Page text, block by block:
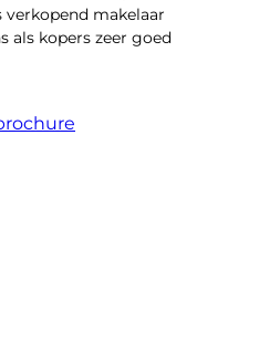
verkopend makelaar
als kopers zeer goed